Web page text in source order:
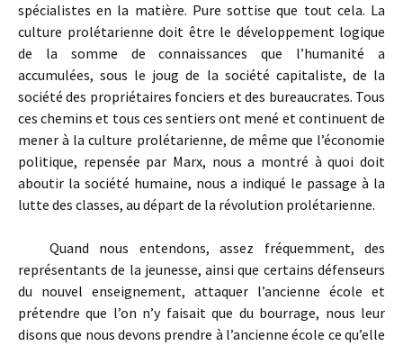
spécialistes en la matière. Pure sottise que tout cela. La
culture prolétarienne doit être le développement logique
de la somme de connaissances que l’humanité a
accumulées, sous le joug de la société capitaliste, de la
société des propriétaires fonciers et des bureaucrates. Tous
ces chemins et tous ces sentiers ont mené et continuent de
mener à la culture prolétarienne, de même que l’économie
politique, repensée par Marx, nous a montré à quoi doit
aboutir la société humaine, nous a indiqué le passage à la
lutte des classes, au départ de la révolution prolétarienne.
Quand nous entendons, assez fréquemment, des
représentants de la jeunesse, ainsi que certains défenseurs
du nouvel enseignement, attaquer l’ancienne école et
prétendre que l’on n’y faisait que du bourrage, nous leur
disons que nous devons prendre à l’ancienne école ce qu’elle